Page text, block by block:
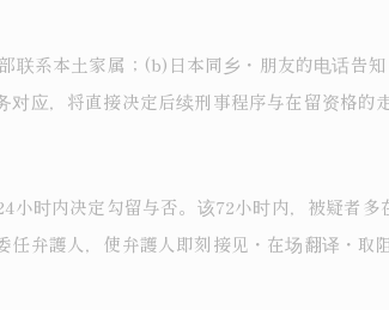
不法就労・オ
系本土家属；(b)日本同乡・朋友的电话告知
应，将直接决定后续刑事程序与在留资格的走
时内决定勾留与否。该72小时内，被疑者
弁護人，使弁護人即刻接见・在场翻译・取